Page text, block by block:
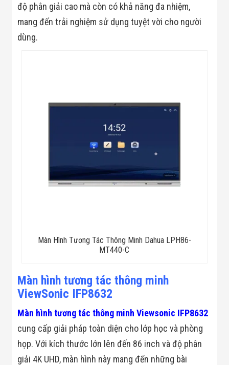
độ phân giải cao mà còn có khả năng đa nhiệm,
mang đến trải nghiệm sử dụng tuyệt vời cho người
dùng.
Màn Hình Tương Tác Thông Minh Dahua LPH86-
MT440-C
Màn hình tương tác thông minh
ViewSonic IFP8632
Màn hình tương tác thông minh Viewsonic IFP8632
cung cấp giải pháp toàn diện cho lớp học và phòng
họp. Với kích thước lớn lên đến 86 inch và độ phân
giải 4K UHD, màn hình này mang đến những bài